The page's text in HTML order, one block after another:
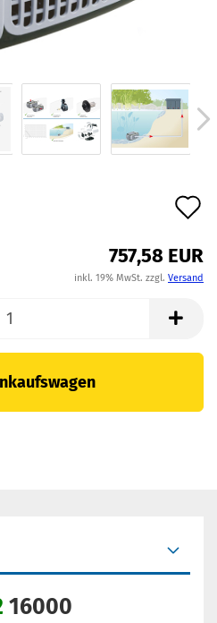
757,58 EUR
inkl. 19% MwSt. zzgl. Versand
16000